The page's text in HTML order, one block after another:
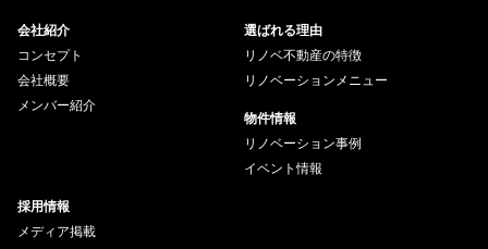
会社紹介
コンセプト
会社概要
メンバー紹介
選ばれる理由
リノベ不動産の特徴
リノベーションメニュー
物件情報
リノベーション事例
イベント情報
採用情報
メディア掲載